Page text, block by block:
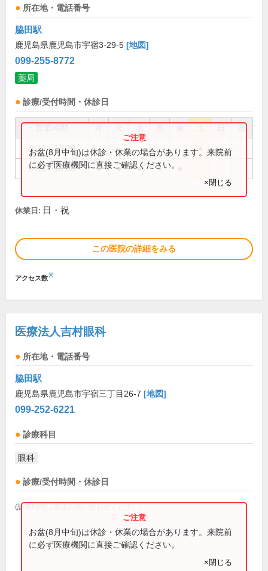
所在地・電話番号
脇田駅
鹿児島県鹿児島市宇宿3-29-5 [地図]
099-255-8772
薬局
診療/受付時間・休診日
祝
8:30～13:00
8:30～18:00 ● ● ● ●
お盆(8月中旬)は休診・休業の場合があります。来院前
に必ず医療機関に直接ご確認ください。
×閉じる
休業日: 日・祝
この医院の詳細をみる
アクセス数※
医療法人吉村眼科
所在地・電話番号
脇田駅
鹿児島県鹿児島市宇宿三丁目26-7 [地図]
099-252-6221
診療科目
眼科
診療/受付時間・休診日
(診療時間は直接お問い合わせください)
お盆(8月中旬)は休診・休業の場合があります。来院前
に必ず医療機関に直接ご確認ください。
×閉じる